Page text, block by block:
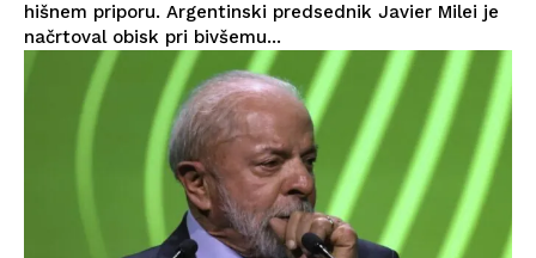
hišnem priporu. Argentinski predsednik Javier Milei je
načrtoval obisk pri bivšemu...